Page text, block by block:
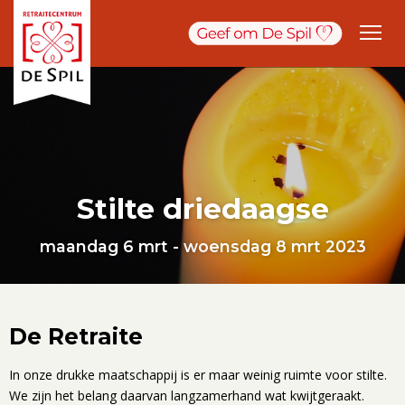
Stilte driedaagse
maandag 6 mrt - woensdag 8 mrt 2023
De Retraite
In onze drukke maatschappij is er maar weinig ruimte voor stilte.
We zijn het belang daarvan langzamerhand wat kwijtgeraakt.